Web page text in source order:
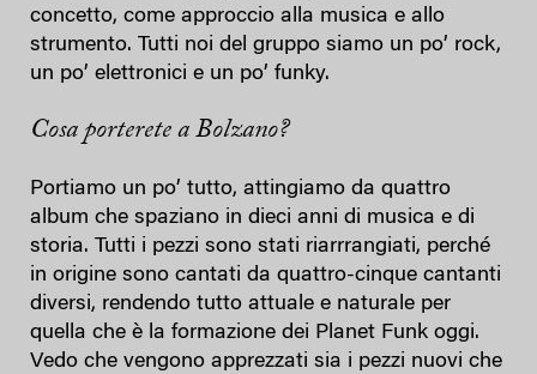
concetto, come approccio alla musica e allo
strumento. Tutti noi del gruppo siamo un po’ rock,
un po’ elettronici e un po’ funky.
Cosa porterete a Bolzano?
Portiamo un po’ tutto, attingiamo da quattro
album che spaziano in dieci anni di musica e di
storia. Tutti i pezzi sono stati riarrrangiati, perché
in origine sono cantati da quattro-cinque cantanti
diversi, rendendo tutto attuale e naturale per
quella che è la formazione dei Planet Funk oggi.
Vedo che vengono apprezzati sia i pezzi nuovi che